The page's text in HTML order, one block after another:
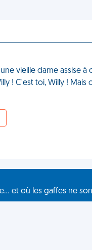
vieille dame assise
! C'est toi, Willy !
et où les gaffes ne